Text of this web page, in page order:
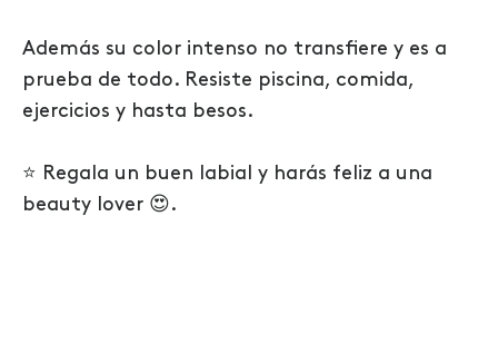
Además su color intenso no transfiere y es a
prueba de todo. Resiste piscina, comida,
ejercicios y hasta besos.
⭐ Regala un buen labial y harás feliz a una
beauty lover 😍.